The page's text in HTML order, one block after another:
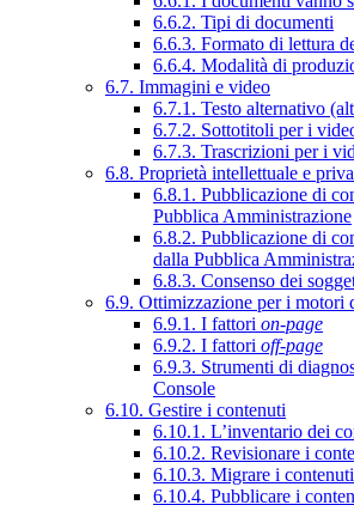
6.6.2. Tipi di documenti
6.6.3. Formato di lettura
6.6.4. Modalità di
6.7. Immagini e video
6.7.1. Testo alternativo
6.7.2. Sottotitoli per i
6.7.3. Trascrizioni per i
6.8. Proprietà intellettuale e
6.8.1. Pubblicazione di
Pubblica Amministrazione
6.8.2. Pubblicazione di
dalla Pubblica
6.8.3. Consenso dei
6.9. Ottimizzazione per i motori
6.9.1. I fattori on-page
6.9.2. I fattori off-page
6.9.3. Strumenti di
Console
6.10. Gestire i contenuti
6.10.1. L’inventario dei
6.10.2. Revisionare i
6.10.3. Migrare i contenuti
6.10.4. Pubblicare i